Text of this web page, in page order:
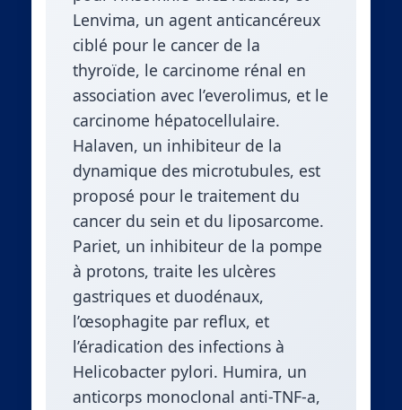
Lenvima, un agent anticancéreux
ciblé pour le cancer de la
thyroïde, le carcinome rénal en
association avec l’everolimus, et le
carcinome hépatocellulaire.
Halaven, un inhibiteur de la
dynamique des microtubules, est
proposé pour le traitement du
cancer du sein et du liposarcome.
Pariet, un inhibiteur de la pompe
à protons, traite les ulcères
gastriques et duodénaux,
l’œsophagite par reflux, et
l’éradication des infections à
Helicobacter pylori. Humira, un
anticorps monoclonal anti-TNF-a,